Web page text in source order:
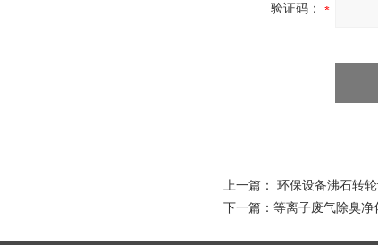
验证码：
上一篇： 环保设备沸石转
下一篇： 等离子废气除臭净